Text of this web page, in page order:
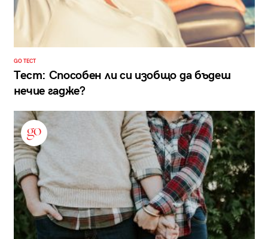
GO ТЕСТ
Тест: Способен ли си изобщо да бъдеш
нечие гадже?